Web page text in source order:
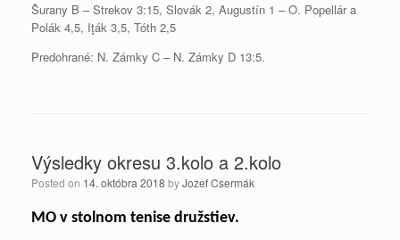
Šurany B – Strekov 3:15, Slovák 2, Augustín 1 – O. Popellár a
Polák 4,5, Iţák 3,5, Tóth 2,5
Predohrané: N. Zámky C – N. Zámky D 13:5.
Výsledky okresu 3.kolo a 2.kolo
Posted on 14. októbra 2018 byJozef Csermák
MO v stolnom tenise družstiev.